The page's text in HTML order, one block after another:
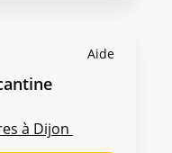
Aide
à Dijon